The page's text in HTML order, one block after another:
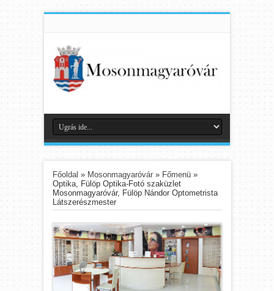
Főoldal » Mosonmagyaróvár» Főmenü»
Optika, Fülöp Optika-Fotó szaküzlet
Mosonmagyaróvár, Fülöp Nándor Optometrista
Látszerészmester